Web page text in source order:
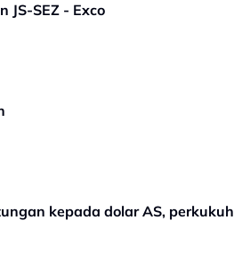
JS-SEZ - Exco
kepada dolar AS, perkukuh